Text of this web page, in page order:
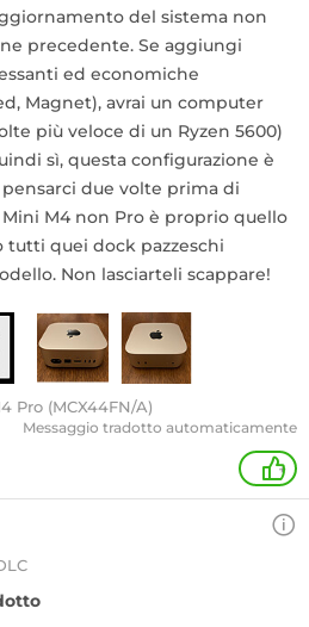
del sistema non
precedente. Se aggiungi
ed economiche
Magnet), avrai un computer
più veloce di un Ryzen 5600)
sì, questa configurazione è
due volte prima di
M4 non Pro è proprio quello
tutti quei dock pazzeschi
Non lasciarteli scappare!
Pro (MCX44FN/A)
Messaggio tradotto automaticamente
+